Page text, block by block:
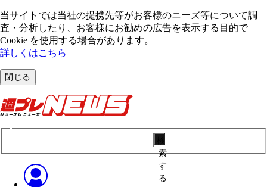
当サイトでは当社の提携先等がお客様のニーズ等について調
査・分析したり、お客様にお勧めの広告を表⽰する⽬的で
Cookie を使⽤する場合があります。
詳しくはこちら
閉じる
索
す
る